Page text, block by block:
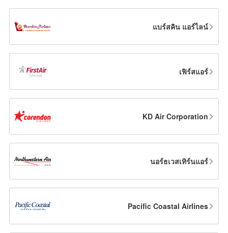
แบร์สคิน แอร์ไลน์
เฟิร์สแอร์
KD Air Corporation
นอร์ธเวสเทิร์นแอร์
Pacific Coastal Airlines